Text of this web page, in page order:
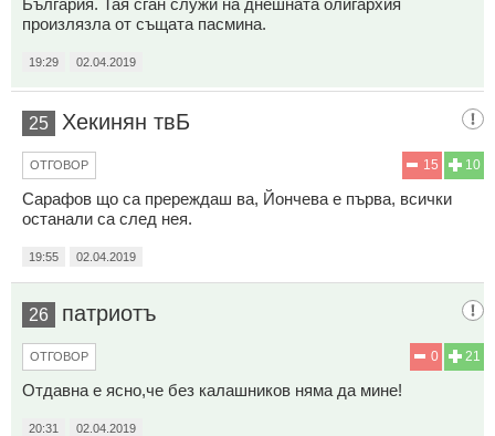
произлязла от същата пасмина.
19:29 02.04.2019
25 Хекинян твБ
10
15
ОТГОВОР
Сарафов що са пререждаш ва, Йончева е първа, всички
останали са след нея.
19:55 02.04.2019
26 патриотъ
21
0
ОТГОВОР
Отдавна е ясно,че без калашников няма да мине!
20:31 02.04.2019